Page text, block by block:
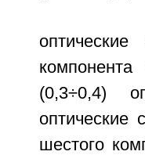
(0,3÷0,4)
оптические
шестого